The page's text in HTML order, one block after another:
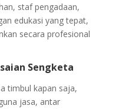
staf pengadaan,
edukasi yang tepat,
secara profesional
Sengketa
timbul kapan saja,
jasa, antar